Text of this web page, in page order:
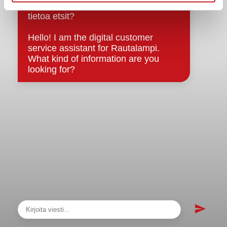
sopimukset
Asiakirjajulkisuuskuvaus
Evästeet
Saavutettavuusseloste
Tietosuoja
Tietosuojaselosteet